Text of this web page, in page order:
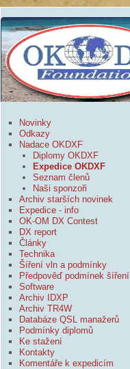
Novinky
Odkazy
Nadace OKDXF
Diplomy OKDXF
Expedice OKDXF
Seznam členů
Naši sponzoři
Archiv starších novinek
Expedice - info
OK-OM DX Contest
DX report
Články
Technika
Šíření vln a podmínky
Předpověď podmínek šíření
Software
Archiv IDXP
Archiv TR4W
Databáze QSL manažerů
Podmínky diplomů
Ke stažení
Kontakty
Komentáře k expedicím